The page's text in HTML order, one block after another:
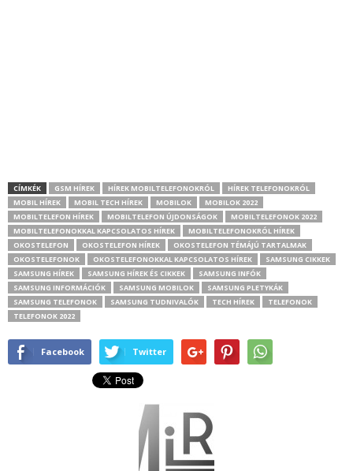
CÍMKÉK GSM HÍREK HÍREK MOBILTELEFONOKRÓL
HÍREK TELEFONOKRÓL
MOBIL HÍREK
MOBIL TECH HÍREK MOBILOK
MOBILOK 2022
MOBILTELEFON HÍREK
MOBILTELEFON ÚJDONSÁGOK
MOBILTELEFONOK 2022
MOBILTELEFONOKKAL KAPCSOLATOS HÍREK
MOBILTELEFONOKRÓL HÍREK
OKOSTELEFON
OKOSTELEFON HÍREK
OKOSTELEFON TÉMÁJÚ TARTALMAK
OKOSTELEFONOK
OKOSTELEFONOKKAL KAPCSOLATOS HÍREK
SAMSUNG CIKKEK
SAMSUNG HÍREK
SAMSUNG HÍREK ÉS CIKKEK
SAMSUNG INFÓK
SAMSUNG INFORMÁCIÓK
SAMSUNG MOBILOK
SAMSUNG PLETYKÁK
SAMSUNG TELEFONOK
SAMSUNG TUDNIVALÓK TECH HÍREK
TELEFONOK
TELEFONOK 2022
Facebook Twitter